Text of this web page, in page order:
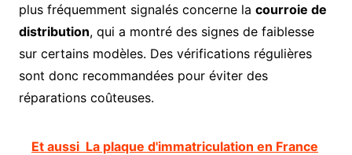
plus fréquemment signalés concerne la courroie de
distribution, qui a montré des signes de faiblesse
sur certains modèles. Des vérifications régulières
sont donc recommandées pour éviter des
réparations coûteuses.
Et aussi La plaque d'immatriculation en France